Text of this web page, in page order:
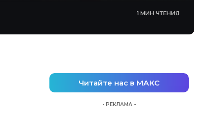
1 МИН ЧТЕНИЯ
Читайте нас в МАКС
- РЕКЛАМА -